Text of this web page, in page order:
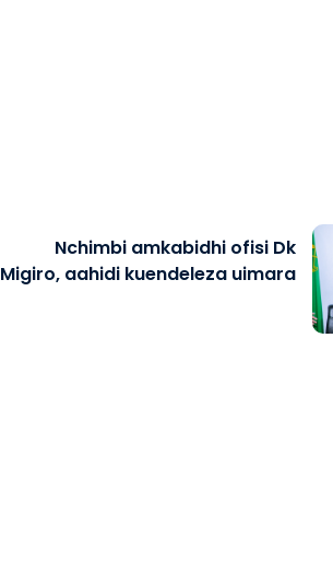
Nchimbi amkabidhi ofisi Dk
Migiro, aahidi kuendeleza uimara